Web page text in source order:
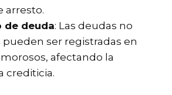
arresto.
de deuda: Las deudas no
pueden ser registradas en
morosos, afectando la
crediticia.